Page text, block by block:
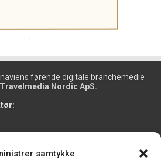
samtykke
førende digitale branchemedie
Travelmedia Nordic ApS.